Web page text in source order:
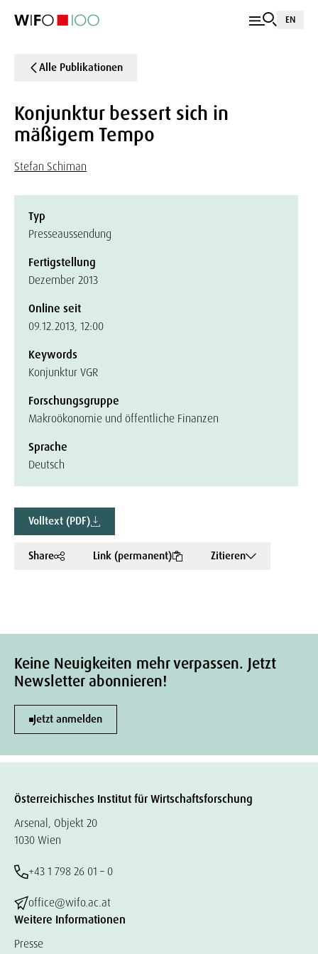
EN
Alle Publikationen
Konjunktur bessert sich in
mäßigem Tempo
Stefan Schiman
Typ
Presseaussendung
Fertigstellung
Dezember 2013
Online seit
09.12.2013, 12:00
Keywords
Konjunktur VGR
Forschungsgruppe
Makroökonomie und öffentliche Finanzen
Sprache
Deutsch
Volltext (PDF)
Share Link (permanent) Zitieren
Keine Neuigkeiten mehr verpassen. Jetzt
Newsletter abonnieren!
Jetzt anmelden
Österreichisches Institut für Wirtschaftsforschung
Arsenal, Objekt 20
1030 Wien
+43 1 798 26 01 – 0
office@wifo.ac.at
Weitere Informationen
Presse